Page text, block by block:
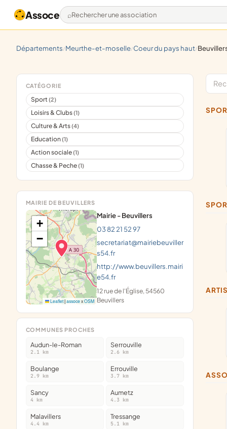
Assoce Rechercher une association
départements/ meurthe-et-moselle/ coeur du pays haut/
CATÉGORIE
Sport(2)
Loisirs & Clubs(1)
Culture & Arts(4)
Education(1)
Action sociale(1)
Chasse & Peche(1)
MAIRIE DE BEUVILLERS
+
−
Leaflet|assocexOSM
Mairie - Beuvillers
03 82 21 52 97
secretariat@mairiebeuviller
s54.fr
http://www.beuvillers.mairi
e54.fr
12 rue de l'Église, 54560
Beuvillers
COMMUNES PROCHES
Audun-le-Roman
2.1 km
Serrouville
2.6 km
Boulange
2.9 km
Errouville
3.7 km
Sancy
4 km
Aumetz
4.3 km
Malavillers
4.4 km
Tressange
5.1 km